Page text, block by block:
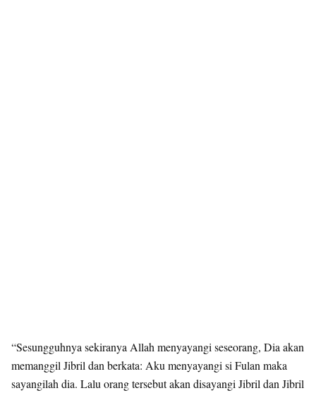
“Sesungguhnya sekiranya Allah menyayangi seseorang, Dia akan
memanggil Jibril dan berkata: Aku menyayangi si Fulan maka
sayangilah dia. Lalu orang tersebut akan disayangi Jibril dan Jibril